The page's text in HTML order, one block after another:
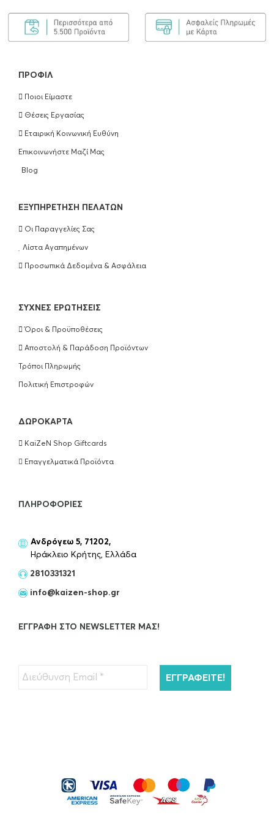
ΠΡΟΦΊΛ
Ποιοι Είμαστε
Θέσεις Εργασίας
Εταιρική Κοινωνική Ευθύνη
Επικοινωνήστε Μαζί Μας
Blog
EΞΥΠΗΡΈΤΗΣΗ ΠΕΛΑΤΏΝ
Οι Παραγγελίες Σας
Λίστα Αγαπημένων
Προσωπικά Δεδομένα & Ασφάλεια
ΣΥΧΝΈΣ ΕΡΩΤΉΣΕΙΣ
Όροι & Προϋποθέσεις
Αποστολή & Παράδοση Προϊόντων
Τρόποι Πληρωμής
Πολιτική Επιστροφών
ΔΩΡΟΚΆΡΤΑ
KaiZeN Shop Giftcards
Επαγγελματικά Προϊόντα
ΠΛΗΡΟΦΟΡΊΕΣ
Ανδρόγεω 5, 71202,
Ηράκλειο Κρήτης, Ελλάδα
2810331321
info@kaizen-shop.gr
ΕΓΓΡΑΦΉ ΣΤΟ NEWSLETTER ΜΑΣ!